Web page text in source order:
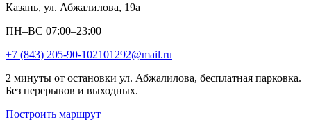
Казань, ул. Абжалилова, 19а
ПН–ВС 07:00–23:00
+7 (843) 205-90-102101292@mail.ru
2 минуты от остановки ул. Абжалилова, бесплатная парковка.
Без перерывов и выходных.
Построить маршрут